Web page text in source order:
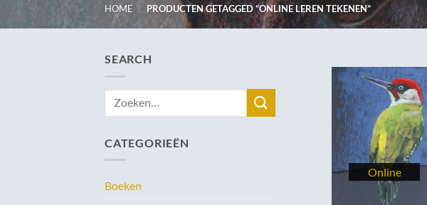
HOME / PRODUCTEN GETAGGED “ONLINE LEREN TEKENEN”
SEARCH
Zoeken
CATEGORIEËN
Boeken